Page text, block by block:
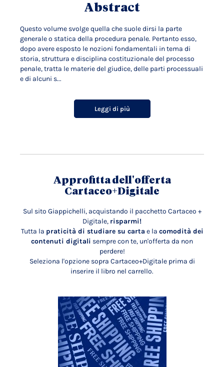
Abstract
Questo volume svolge quella che suole dirsi la parte
generale o statica della procedura penale. Pertanto esso,
dopo avere esposto le nozioni fondamentali in tema di
storia, struttura e disciplina costituzionale del processo
penale, tratta le materie del giudice, delle parti processuali
e di alcuni s...
Leggi di più
Approfitta dell'offerta
Cartaceo+Digitale
Sul sito Giappichelli, acquistando il pacchetto Cartaceo +
Digitale, risparmi!
Tutta la praticità di studiare su carta e la comodità dei
contenuti digitali sempre con te, un'offerta da non
perdere!
Seleziona l'opzione sopra Cartaceo+Digitale prima di
inserire il libro nel carrello.